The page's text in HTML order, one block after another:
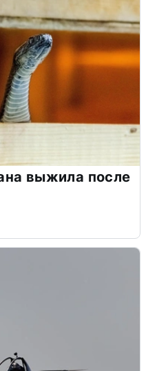
выжила после